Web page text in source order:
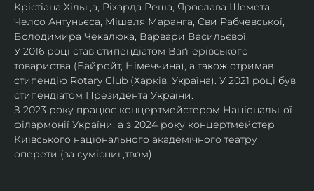
Крістіана Хільца, Ріхарда Реша, Ярослава Шемета,
Челсо Антуньєса, Мішеля Маранга, Єви Рабчевської,
Володимира Чекалюка, Варвари Васильєвої.
У 2016 році став стипендіатом Ваґнерівського
товариства (Байройт, Німеччина), а також отримав
стипендію Rotary Club (Харків, Україна). У 2021 році був
стипендіатом Президента України.
З 2023 року працює концертмейстером Національної
філармонії України, а з 2024 року концертмейстер
Київського національного академічного театру
оперети (за сумісництвом).